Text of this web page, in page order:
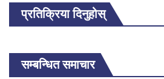
प्रतिक्रिया दिनुहोस्
सम्बन्धित समाचार